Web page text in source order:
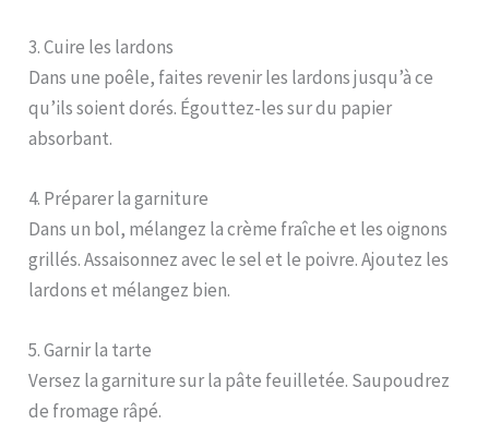
3. Cuire les lardons
Dans une poêle, faites revenir les lardons jusqu’à ce
qu’ils soient dorés. Égouttez-les sur du papier
absorbant.
4. Préparer la garniture
Dans un bol, mélangez la crème fraîche et les oignons
grillés. Assaisonnez avec le sel et le poivre. Ajoutez les
lardons et mélangez bien.
5. Garnir la tarte
Versez la garniture sur la pâte feuilletée. Saupoudrez
de fromage râpé.